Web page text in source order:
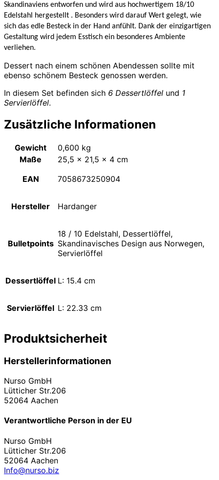
Skandinaviens entworfen und wird aus hochwertigem 18/10
Edelstahl hergestellt . Besonders wird darauf Wert gelegt, wie
sich das edle Besteck in der Hand anfühlt. Dank der einzigartigen
Gestaltung wird jedem Esstisch ein besonderes Ambiente
verliehen.
Dessert nach einem schönen Abendessen sollte mit
ebenso schönem Besteck genossen werden.
In diesem Set befinden sich 6 Dessertlöffel und 1
Servierlöffel.
Zusätzliche Informationen
Gewicht
0,600 kg
Maße
25,5 × 21,5 × 4 cm
EAN
7058673250904
Hersteller Hardanger
Bulletpoints
18 / 10 Edelstahl, Dessertlöffel,
Skandinavisches Design aus Norwegen,
Servierlöffel
Dessertlöffel L: 15.4 cm
Servierlöffel L: 22.33 cm
Produktsicherheit
Herstellerinformationen
Nurso GmbH
Lütticher Str.206
52064 Aachen
Verantwortliche Person in der EU
Nurso GmbH
Lütticher Str.206
52064 Aachen
Info@nurso.biz